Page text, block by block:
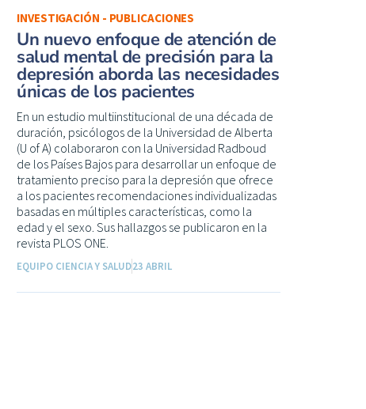
INVESTIGACIÓN - PUBLICACIONES
Un nuevo enfoque de atención de
salud mental de precisión para la
depresión aborda las necesidades
únicas de los pacientes
En un estudio multiinstitucional de una década de
duración, psicólogos de la Universidad de Alberta
(U of A) colaboraron con la Universidad Radboud
de los Países Bajos para desarrollar un enfoque de
tratamiento preciso para la depresión que ofrece
a los pacientes recomendaciones individualizadas
basadas en múltiples características, como la
edad y el sexo. Sus hallazgos se publicaron en la
revista PLOS ONE.
EQUIPO CIENCIA Y SALUD23 ABRIL